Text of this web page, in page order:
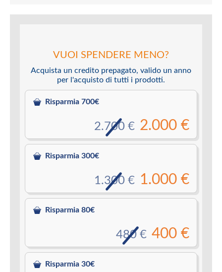
VUOI SPENDERE MENO?
Acquista un credito prepagato, valido un anno
per l'acquisto di tutti i prodotti.
Risparmia 700€
2.000 €
2.700 €
Risparmia 300€
1.000 €
1.300 €
Risparmia 80€
400 €
480 €
Risparmia 30€